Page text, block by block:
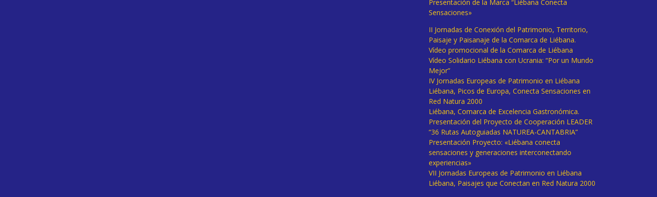
Presentación de la Marca “Liébana Conecta
Sensaciones»
II Jornadas de Conexión del Patrimonio, Territorio,
Paisaje y Paisanaje de la Comarca de Liébana.
Vídeo promocional de la Comarca de Liébana
Vídeo Solidario Liébana con Ucrania: “Por un Mundo
Mejor”
IV Jornadas Europeas de Patrimonio en Liébana
Liébana, Picos de Europa, Conecta Sensaciones en
Red Natura 2000
Liébana, Comarca de Excelencia Gastronómica.
Presentación del Proyecto de Cooperación LEADER
“36 Rutas Autoguiadas NATUREA-CANTABRIA”
Presentación Proyecto: «Liébana conecta
sensaciones y generaciones interconectando
experiencias»
VII Jornadas Europeas de Patrimonio en Liébana
Liébana, Paisajes que Conectan en Red Natura 2000